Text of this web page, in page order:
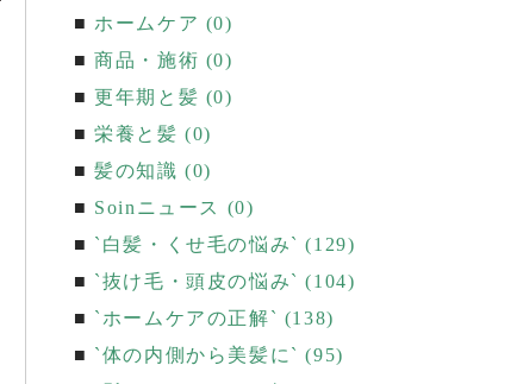
ホームケア (0)
商品・施術 (0)
更年期と髪 (0)
栄養と髪 (0)
髪の知識 (0)
Soinニュース (0)
`白髪・くせ毛の悩み` (129)
`抜け毛・頭皮の悩み` (104)
`ホームケアの正解` (138)
`体の内側から美髪に` (95)